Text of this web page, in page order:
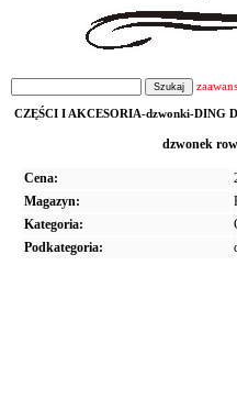
CZĘŚCI I AKCESORIA-dzwonki-DING
dzwonek
Cena:
Magazyn:
Kategoria:
Podkategoria: